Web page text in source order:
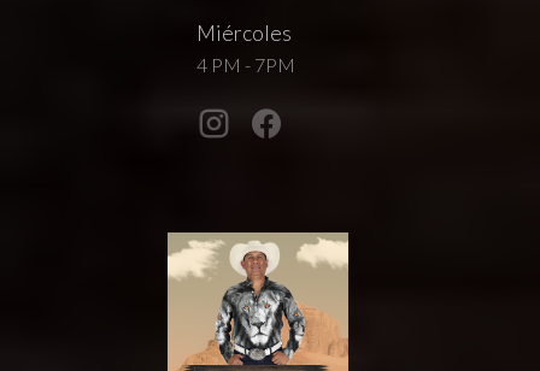
Miércoles
4 PM - 7PM